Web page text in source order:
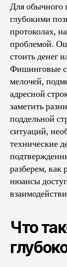
Для обычного
глубокими
протоколах,
проблемой.
стоить денег
Фишинговые
мелочей,
адресной
заметить
поддельной
ситуаций,
технические
разберем, как
нюансы
Что